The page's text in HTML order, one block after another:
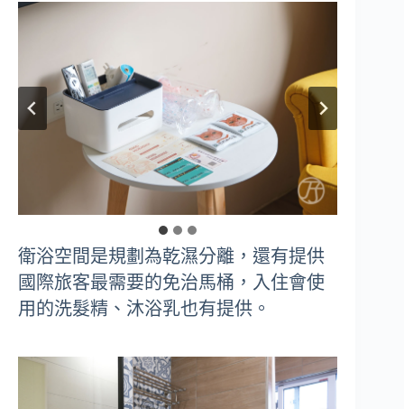
衛浴空間是規劃為乾濕分離，還有提供
國際旅客最需要的免治馬桶，入住會使
用的洗髮精、沐浴乳也有提供。